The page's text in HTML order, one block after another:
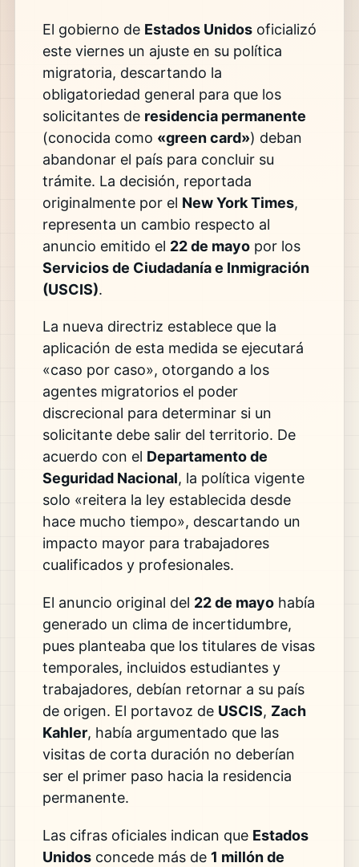
El gobierno de Estados Unidosoficializó
este viernes un ajuste en su política
migratoria, descartando la
obligatoriedad general para que los
solicitantes de residencia permanente
(conocida como «green card») deban
abandonar el país para concluir su
trámite. La decisión, reportada
originalmente por el New York Times,
representa un cambio respecto al
anuncio emitido el 22 de mayopor los
Servicios de Ciudadanía e Inmigración
(USCIS).
La nueva directriz establece que la
aplicación de esta medida se ejecutará
«caso por caso», otorgando a los
agentes migratorios el poder
discrecional para determinar si un
solicitante debe salir del territorio. De
acuerdo con el Departamento de
Seguridad Nacional, la política vigente
solo «reitera la ley establecida desde
hace mucho tiempo», descartando un
impacto mayor para trabajadores
cualificados y profesionales.
El anuncio original del 22 de mayohabía
generado un clima de incertidumbre,
pues planteaba que los titulares de visas
temporales, incluidos estudiantes y
trabajadores, debían retornar a su país
de origen. El portavoz de USCIS, Zach
Kahler, había argumentado que las
visitas de corta duración no deberían
ser el primer paso hacia la residencia
permanente.
Las cifras oficiales indican que Estados
Unidosconcede más de 1 millón de